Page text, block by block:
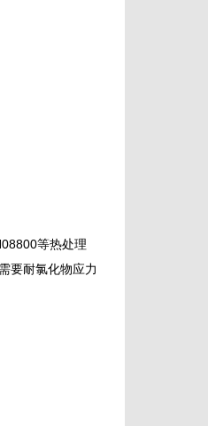
等热处理
要耐氯化物应力